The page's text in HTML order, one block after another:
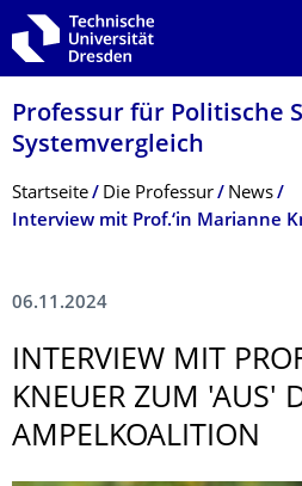
Zur Hauptnavigation springen
Zur Suche springen
Zum Inhalt springen
Professur für Politische
Systemvergleich
Breadcrumb-Menü
Startseite Die Professur
News
06.11.2024
INTERVIEW MIT
KNEUER ZUM 'AUS'
AMPELKOALITION